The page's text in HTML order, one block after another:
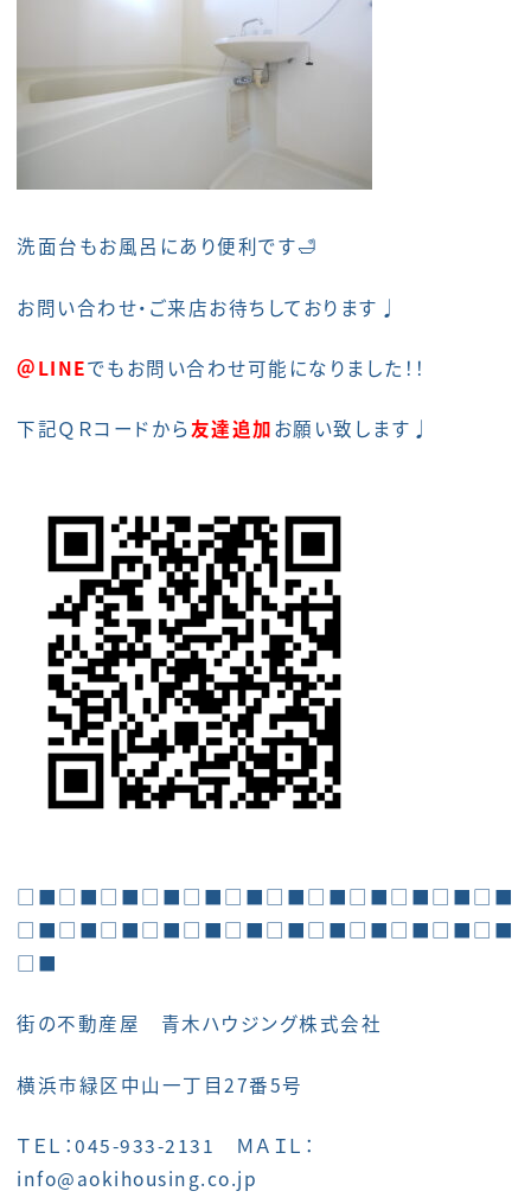
洗面台もお風呂にあり便利です🛁
お問い合わせ・ご来店お待ちしております♩
＠LINEでもお問い合わせ可能になりました！！
下記ＱＲコードから友達追加お願い致します♩
□■□■□■□■□■□■□■□■□■□■□■□■
□■□■□■□■□■□■□■□■□■□■□■□■
□■
街の不動産屋 青木ハウジング株式会社
横浜市緑区中山一丁目27番5号
ＴＥＬ：045-933-2131 ＭＡＩＬ：
info@aokihousing.co.jp